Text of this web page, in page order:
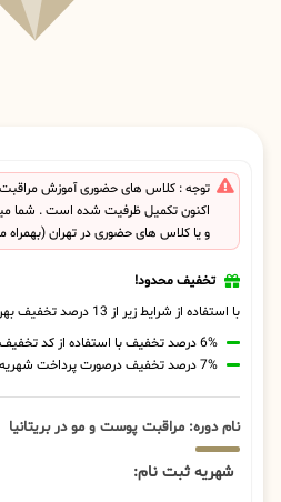
توجه : کلاس های حضوری آموزش مراقبت
اکنون تکمیل ظرفیت شده است . شما
و یا کلاس های حضوری در تهران
تخفیف محدود!
با استفاده از شرایط زیر از 13 درصد تخفیف بهره مند شوید.
6% درصد تخفیف با استفاده از کد تخفیف 20806
7% درصد تخفیف درصورت پرداخت شهریه با رمزارز
نام دوره: مراقبت پوست و مو در بریتانیا
شهریه ثبت نام: